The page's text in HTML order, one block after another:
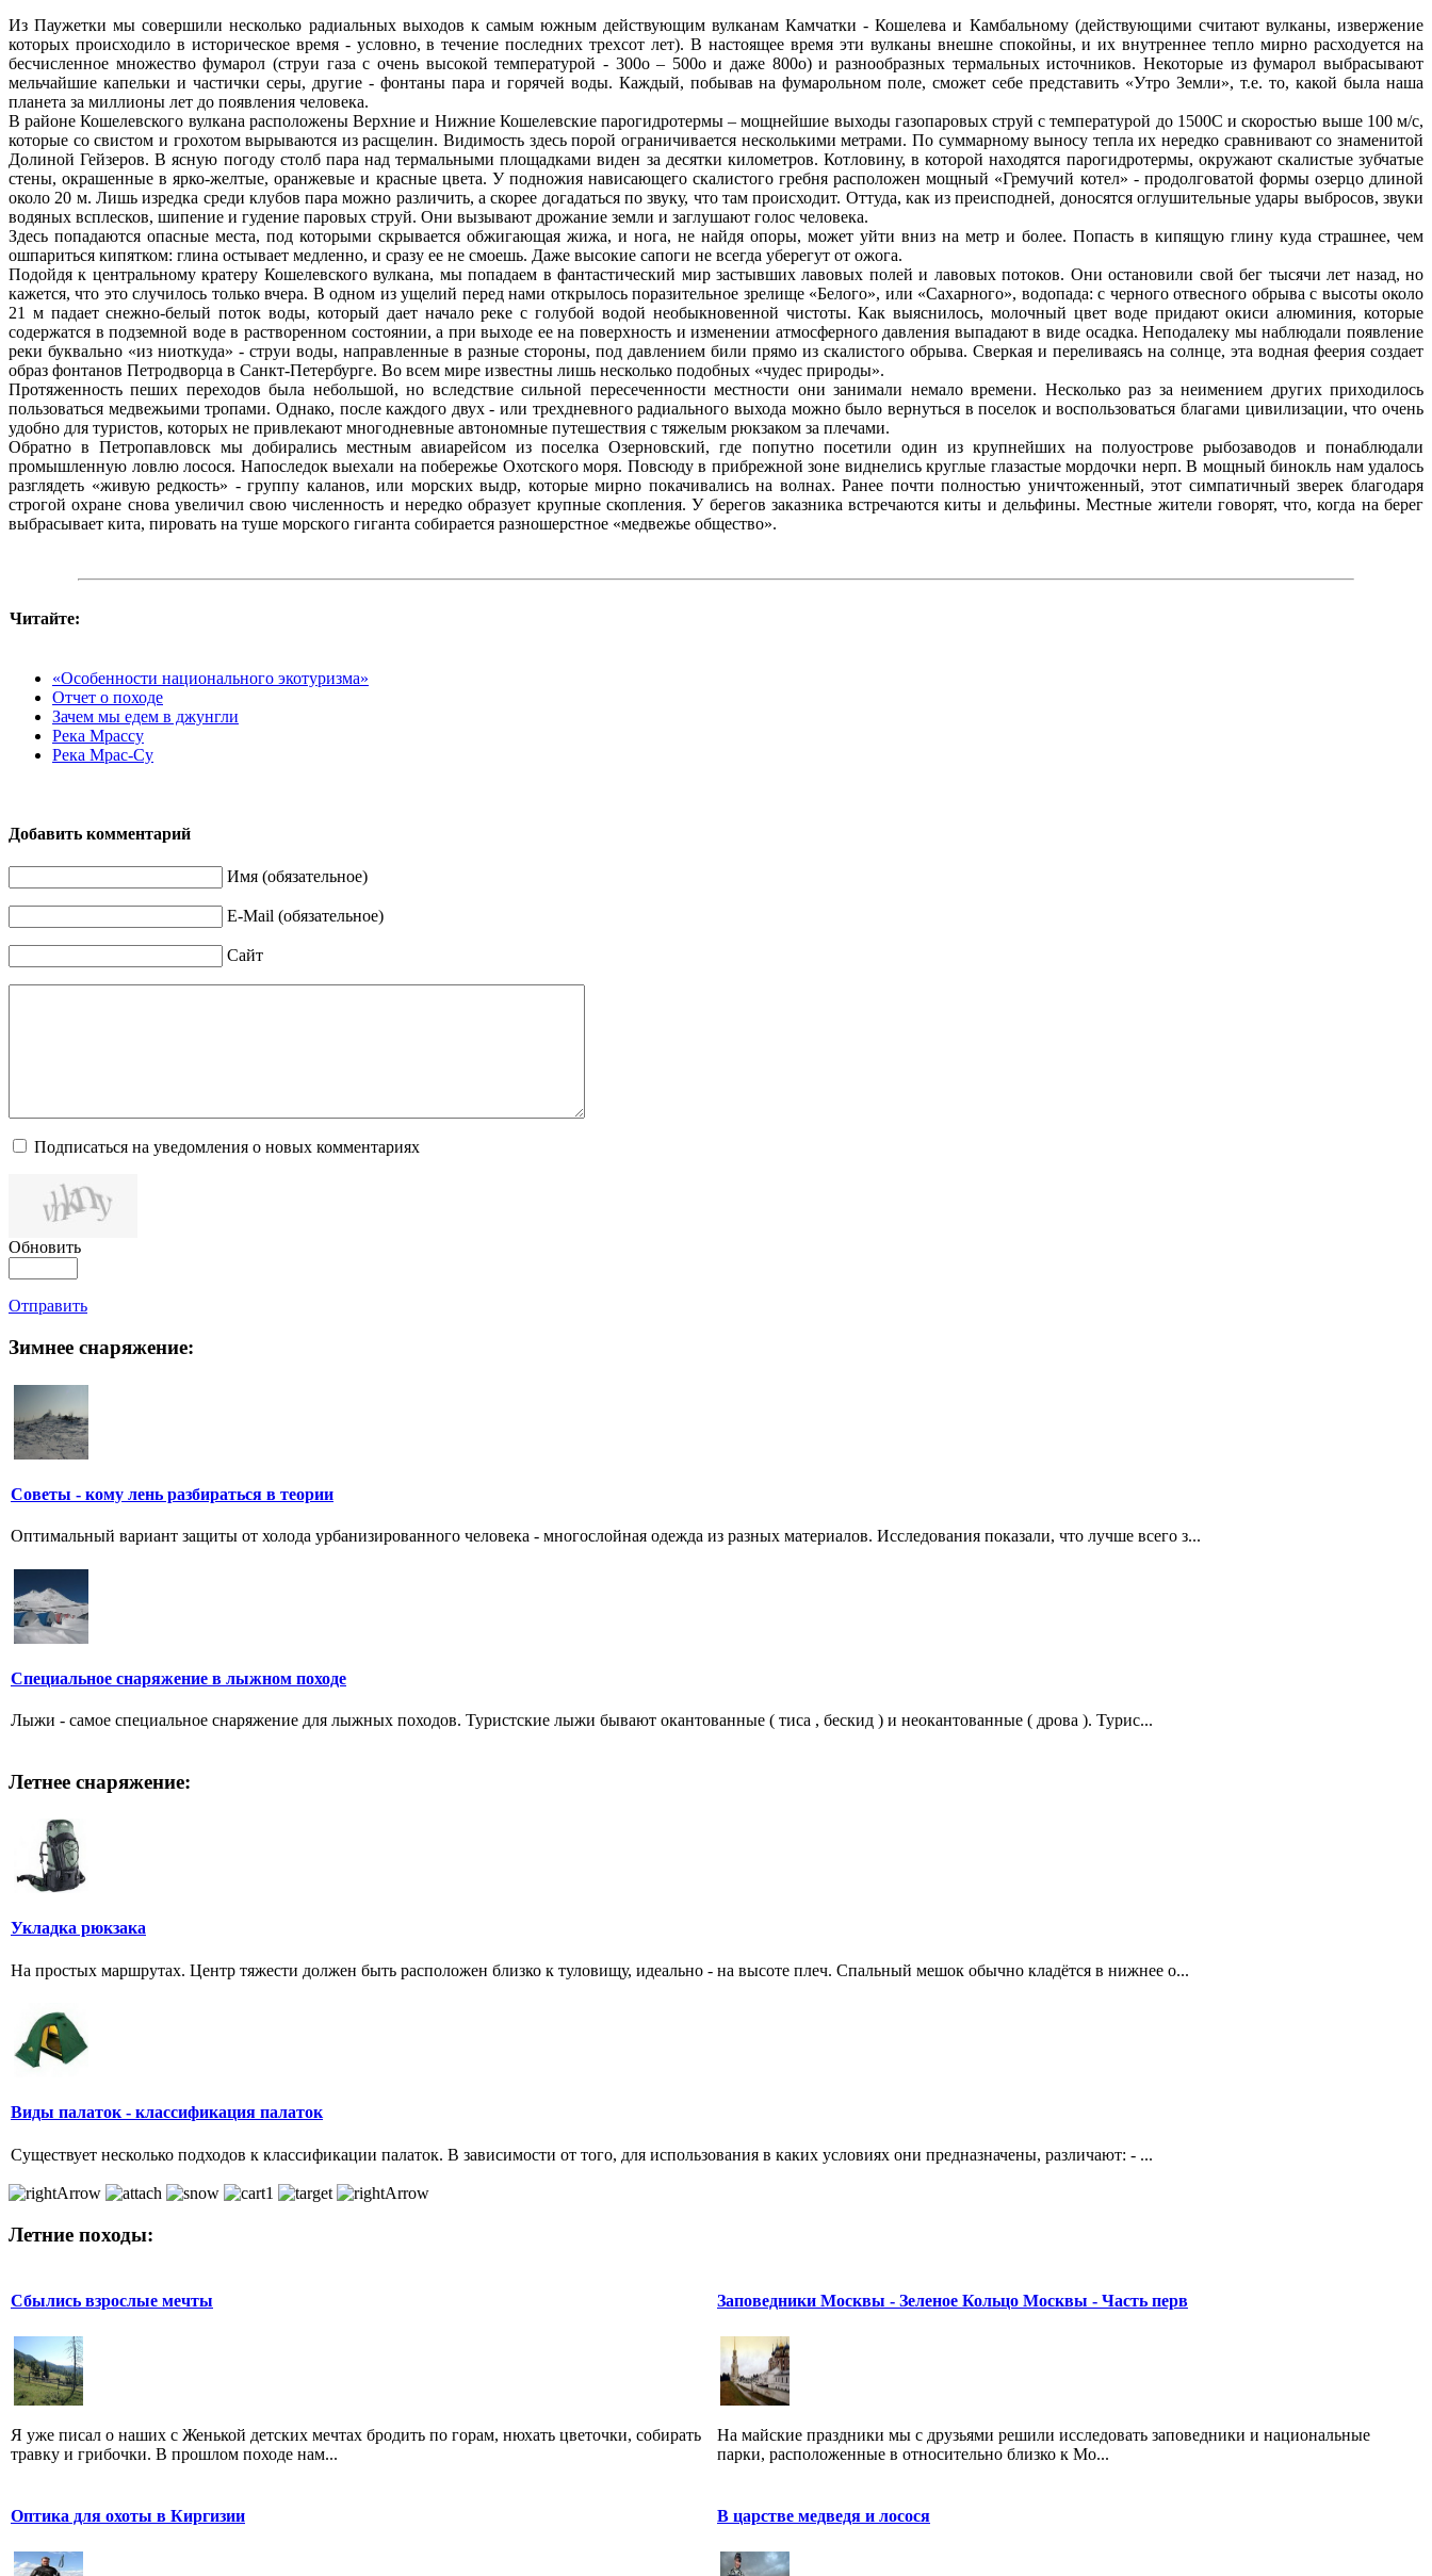
Из Паужетки мы совершили несколько радиальных выходов к самым южным действующим вулканам Камчатки - Кошелева и Камбальному (действующими считают вулканы, извержение
которых происходило в историческое время - условно, в течение последних трехсот лет). В настоящее время эти вулканы внешне спокойны, и их внутреннее тепло мирно расходуется на
бесчисленное множество фумарол (струи газа с очень высокой температурой - 300о – 500о и даже 800о) и разнообразных термальных источников. Некоторые из фумарол выбрасывают
мельчайшие капельки и частички серы, другие - фонтаны пара и горячей воды. Каждый, побывав на фумарольном поле, сможет себе представить «Утро Земли», т.е. то, какой была наша
планета за миллионы лет до появления человека.
В районе Кошелевского вулкана расположены Верхние и Нижние Кошелевские парогидротермы – мощнейшие выходы газопаровых струй с температурой до 1500С и скоростью выше 100 м/с,
которые со свистом и грохотом вырываются из расщелин. Видимость здесь порой ограничивается несколькими метрами. По суммарному выносу тепла их нередко сравнивают со знаменитой
Долиной Гейзеров. В ясную погоду столб пара над термальными площадками виден за десятки километров. Котловину, в которой находятся парогидротермы, окружают скалистые зубчатые
стены, окрашенные в ярко-желтые, оранжевые и красные цвета. У подножия нависающего скалистого гребня расположен мощный «Гремучий котел» - продолговатой формы озерцо длиной
около 20 м. Лишь изредка среди клубов пара можно различить, а скорее догадаться по звуку, что там происходит. Оттуда, как из преисподней, доносятся оглушительные удары выбросов, звуки
водяных всплесков, шипение и гудение паровых струй. Они вызывают дрожание земли и заглушают голос человека.
Здесь попадаются опасные места, под которыми скрывается обжигающая жижа, и нога, не найдя опоры, может уйти вниз на метр и более. Попасть в кипящую глину куда страшнее, чем
ошпариться кипятком: глина остывает медленно, и сразу ее не смоешь. Даже высокие сапоги не всегда уберегут от ожога.
Подойдя к центральному кратеру Кошелевского вулкана, мы попадаем в фантастический мир застывших лавовых полей и лавовых потоков. Они остановили свой бег тысячи лет назад, но
кажется, что это случилось только вчера. В одном из ущелий перед нами открылось поразительное зрелище «Белого», или «Сахарного», водопада: с черного отвесного обрыва с высоты около
21 м падает снежно-белый поток воды, который дает начало реке с голубой водой необыкновенной чистоты. Как выяснилось, молочный цвет воде придают окиси алюминия, которые
содержатся в подземной воде в растворенном состоянии, а при выходе ее на поверхность и изменении атмосферного давления выпадают в виде осадка. Неподалеку мы наблюдали появление
реки буквально «из ниоткуда» - струи воды, направленные в разные стороны, под давлением били прямо из скалистого обрыва. Сверкая и переливаясь на солнце, эта водная феерия создает
образ фонтанов Петродворца в Санкт-Петербурге. Во всем мире известны лишь несколько подобных «чудес природы».
Протяженность пеших переходов была небольшой, но вследствие сильной пересеченности местности они занимали немало времени. Несколько раз за неимением других приходилось
пользоваться медвежьими тропами. Однако, после каждого двух - или трехдневного радиального выхода можно было вернуться в поселок и воспользоваться благами цивилизации, что очень
удобно для туристов, которых не привлекают многодневные автономные путешествия с тяжелым рюкзаком за плечами.
Обратно в Петропавловск мы добирались местным авиарейсом из поселка Озерновский, где попутно посетили один из крупнейших на полуострове рыбозаводов и понаблюдали
промышленную ловлю лосося. Напоследок выехали на побережье Охотского моря. Повсюду в прибрежной зоне виднелись круглые глазастые мордочки нерп. В мощный бинокль нам удалось
разглядеть «живую редкость» - группу каланов, или морских выдр, которые мирно покачивались на волнах. Ранее почти полностью уничтоженный, этот симпатичный зверек благодаря
строгой охране снова увеличил свою численность и нередко образует крупные скопления. У берегов заказника встречаются киты и дельфины. Местные жители говорят, что, когда на берег
выбрасывает кита, пировать на туше морского гиганта собирается разношерстное «медвежье общество».
Читайте:
«Особенности национального экотуризма»
Отчет о походе
Зачем мы едем в джунгли
Река Мрассу
Река Мрас-Су
Добавить комментарий
Имя (обязательное)
E-Mail (обязательное)
Сайт
Подписаться на уведомления о новых комментариях
Обновить
Отправить
Зимнее снаряжение:
Советы - кому лень разбираться в теории
Оптимальный вариант защиты от холода урбанизированного человека - многослойная одежда из разных материалов. Исследования показали, что лучше всего з...
Специальное снаряжение в лыжном походе
Лыжи - самое специальное снаряжение для лыжных походов. Туристские лыжи бывают окантованные ( тиса , бескид ) и неокантованные ( дрова ). Турис...
Летнее снаряжение:
Укладка рюкзака
На простых маршрутах. Центр тяжести должен быть расположен близко к туловищу, идеально - на высоте плеч. Спальный мешок обычно кладётся в нижнее о...
Виды палаток - классификация палаток
Существует несколько подходов к классификации палаток. В зависимости от того, для использования в каких условиях они предназначены, различают: - ...
Летние походы:
Сбылись взрослые мечты
Я уже писал о наших с Женькой детских мечтах бродить по горам, нюхать цветочки, собирать
травку и грибочки. В прошлом походе нам...
Заповедники Москвы - Зеленое Кольцо Москвы - Часть перв
На майские праздники мы с друзьями решили исследовать заповедники и национальные
парки, расположенные в относительно близко к Мо...
Оптика для охоты в Киргизии В царстве медведя и лосося